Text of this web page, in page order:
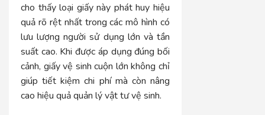
cho thấy loại giấy này phát huy hiệu
quả rõ rệt nhất trong các mô hình có
lưu lượng người sử dụng lớn và tần
suất cao. Khi được áp dụng đúng bối
cảnh, giấy vệ sinh cuộn lớn không chỉ
giúp tiết kiệm chi phí mà còn nâng
cao hiệu quả quản lý vật tư vệ sinh.